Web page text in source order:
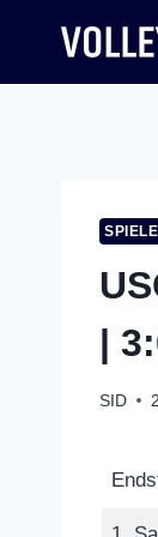
springen
|
SID